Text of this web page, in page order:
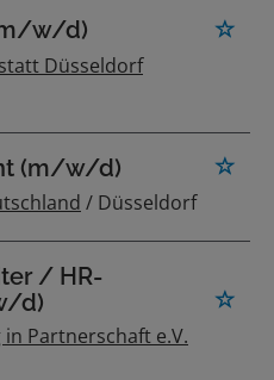
w/d)
Düsseldorf
(m/w/d)
/ Düsseldorf
/ HR-
d)
in Partnerschaft e.V.